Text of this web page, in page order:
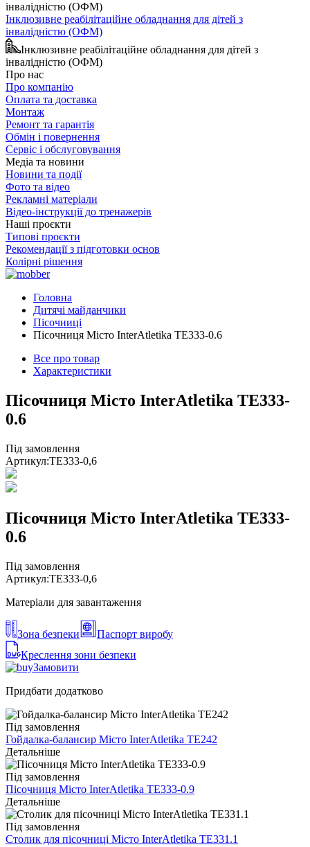
Інклюзивне реабілітаційне обладнання для дітей з
інвалідністю (ОФМ)
Інклюзивне реабілітаційне обладнання для дітей з
інвалідністю (ОФМ)
Про нас
Про компанію
Оплата та доставка
Монтаж
Ремонт та гарантія
Обмін і повернення
Сервіс і обслуговування
Медіа та новини
Новини та події
Фото та відео
Рекламні матеріали
Відео-інструкції до тренажерів
Наші проєкти
Типові проєкти
Рекомендації з підготовки основ
Колірні рішення
Головна
Дитячі майданчики
Пісочниці
Пісочниця Місто InterAtletika TE333-0.6
Все про товар
Характеристики
Пісочниця Місто InterAtletika TE333-
0.6
Під замовлення
Артикул:TE333-0,6
Пісочниця Місто InterAtletika TE333-
0.6
Під замовлення
Артикул:TE333-0,6
Матеріали для завантаження
Зона безпеки
Паспорт виробу
Креслення зони безпеки
Замовити
Придбати додатково
Під замовлення
Гойдалка-балансир Місто InterAtletika TE242
Детальніше
Під замовлення
Пісочниця Місто InterAtletika TE333-0.9
Детальніше
Під замовлення
Столик для пісочниці Місто InterAtletika TE331.1